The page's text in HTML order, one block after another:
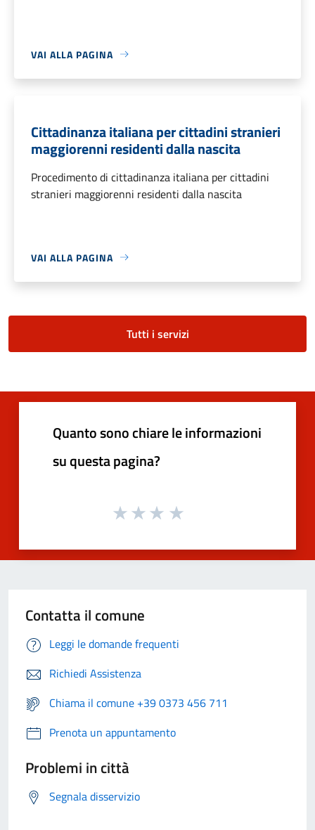
VAI ALLA PAGINA
Cittadinanza italiana per cittadini stranieri
maggiorenni residenti dalla nascita
Procedimento di cittadinanza italiana per cittadini
stranieri maggiorenni residenti dalla nascita
VAI ALLA PAGINA
Tutti i servizi
Quanto sono chiare le informazioni
su questa pagina?
Contatta il comune
Leggi le domande frequenti
Richiedi Assistenza
Chiama il comune +39 0373 456 711
Prenota un appuntamento
Problemi in città
Segnala disservizio